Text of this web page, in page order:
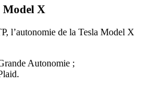
Model X
l’autonomie de la Tesla Model X
Autonomie ;